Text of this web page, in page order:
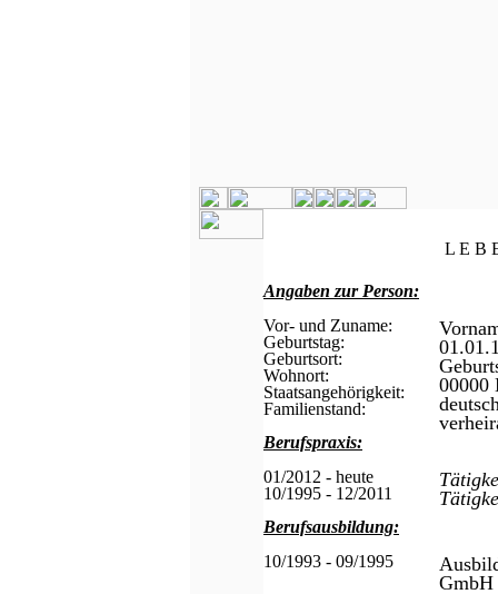
L E B
Angaben zur Person:
Vor- und Zuname:
Geburtstag:
Geburtsort:
Wohnort:
Staatsangehörigkeit:
Familienstand:
00000
Berufspraxis:
01/2012 - heute
10/1995 - 12/2011
Berufsausbildung:
10/1993 - 09/1995
GmbH